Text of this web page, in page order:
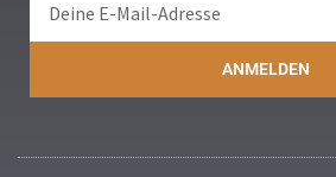
ANMELDEN